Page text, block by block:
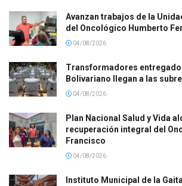
Avanzan trabajos de la
del Oncológico Humberto
04/08/2026
Transformadores
Bolivariano llegan a las
04/08/2026
Plan Nacional Salud y Vida
recuperación integral del
Francisco
04/08/2026
Instituto Municipal de la